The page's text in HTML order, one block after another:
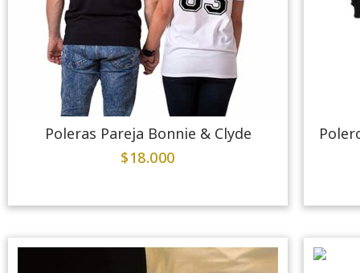
Poleras Pareja Bonnie & Clyde
$18.000